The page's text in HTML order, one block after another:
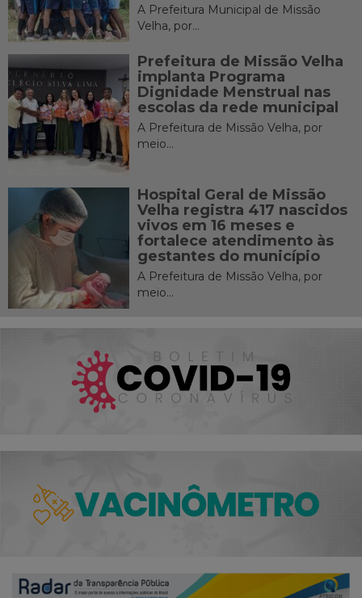
A Prefeitura Municipal de Missão
Velha, por...
Prefeitura de Missão Velha
implanta Programa
Dignidade Menstrual nas
escolas da rede municipal
A Prefeitura de Missão Velha, por
meio...
Hospital Geral de Missão
Velha registra 417 nascidos
vivos em 16 meses e
fortalece atendimento às
gestantes do município
A Prefeitura de Missão Velha, por
meio...